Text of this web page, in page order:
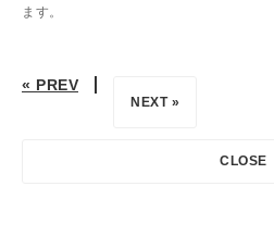
ます。
« PREV
NEXT »
CLOSE